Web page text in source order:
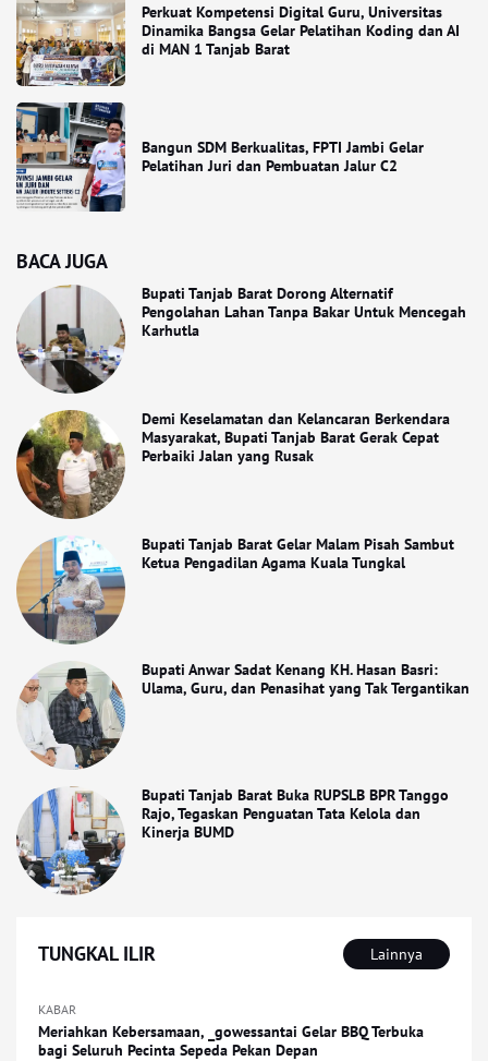
Perkuat Kompetensi Digital Guru, Universitas
Dinamika Bangsa Gelar Pelatihan Koding dan AI
di MAN 1 Tanjab Barat
Bangun SDM Berkualitas, FPTI Jambi Gelar
Pelatihan Juri dan Pembuatan Jalur C2
BACA JUGA
Bupati Tanjab Barat Dorong Alternatif
Pengolahan Lahan Tanpa Bakar Untuk Mencegah
Karhutla
Demi Keselamatan dan Kelancaran Berkendara
Masyarakat, Bupati Tanjab Barat Gerak Cepat
Perbaiki Jalan yang Rusak
Bupati Tanjab Barat Gelar Malam Pisah Sambut
Ketua Pengadilan Agama Kuala Tungkal
Bupati Anwar Sadat Kenang KH. Hasan Basri:
Ulama, Guru, dan Penasihat yang Tak Tergantikan
Bupati Tanjab Barat Buka RUPSLB BPR Tanggo
Rajo, Tegaskan Penguatan Tata Kelola dan
Kinerja BUMD
TUNGKAL ILIR Lainnya
KABAR
Meriahkan Kebersamaan, _gowessantai Gelar BBQ Terbuka
bagi Seluruh Pecinta Sepeda Pekan Depan